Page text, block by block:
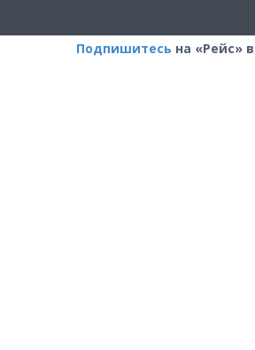
Подпишитесь на «Рейс»